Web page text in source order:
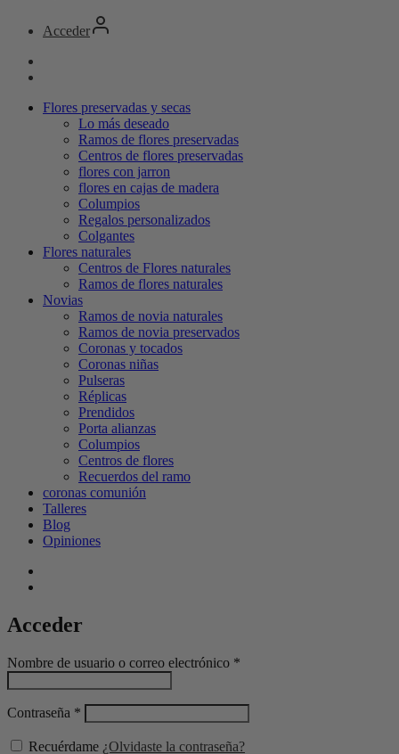
Acceder
Flores preservadas y secas
Lo más deseado
Ramos de flores preservadas
Centros de flores preservadas
flores con jarron
flores en cajas de madera
Columpios
Regalos personalizados
Colgantes
Flores naturales
Centros de Flores naturales
Ramos de flores naturales
Novias
Ramos de novia naturales
Ramos de novia preservados
Coronas y tocados
Coronas niñas
Pulseras
Réplicas
Prendidos
Porta alianzas
Columpios
Centros de flores
Recuerdos del ramo
coronas comunión
Talleres
Blog
Opiniones
Acceder
Nombre de usuario o correo electrónico *
Contraseña *
Recuérdame ¿Olvidaste la contraseña?